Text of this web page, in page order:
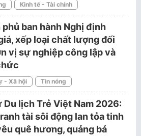
Kinh tế - Tài chính
phủ ban hành Nghị định
xếp loại chất lượng đối
vị sự nghiệp công lập và
- Xã hội Tin nóng
Du lịch Trẻ Việt Nam 2026:
tài sôi động lan tỏa tinh
quê hương, quảng bá